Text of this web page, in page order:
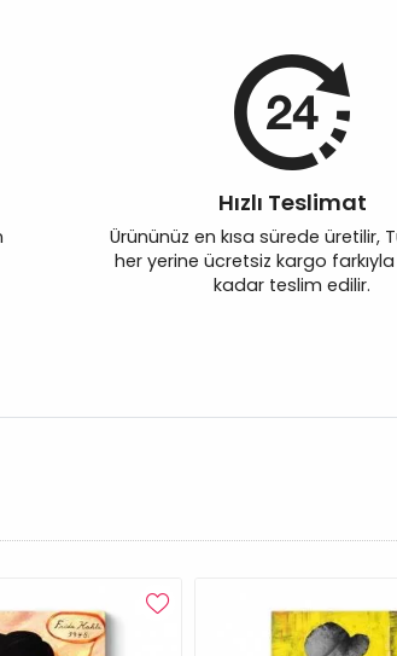
Hızlı Teslimat
Ürününüz en kısa sürede üretilir,
her yerine ücretsiz kargo farkıyla
kadar teslim edilir.